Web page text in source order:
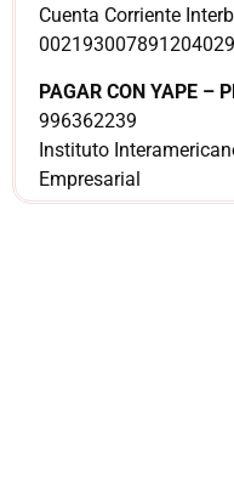
Cuenta Corriente
PAGAR CON YAPE –
996362239
Instituto
Empresarial